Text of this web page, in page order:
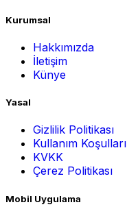
Kurumsal
Hakkımızda
İletişim
Künye
Yasal
Gizlilik Politikası
Kullanım Koşulları
KVKK
Çerez Politikası
Mobil Uygulama